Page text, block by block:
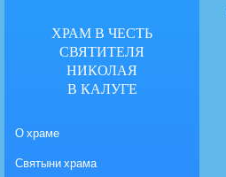
ХРАМ В ЧЕСТЬ
СВЯТИТЕЛЯ
НИКОЛАЯ
В КАЛУГЕ
О храме
Святыни храма